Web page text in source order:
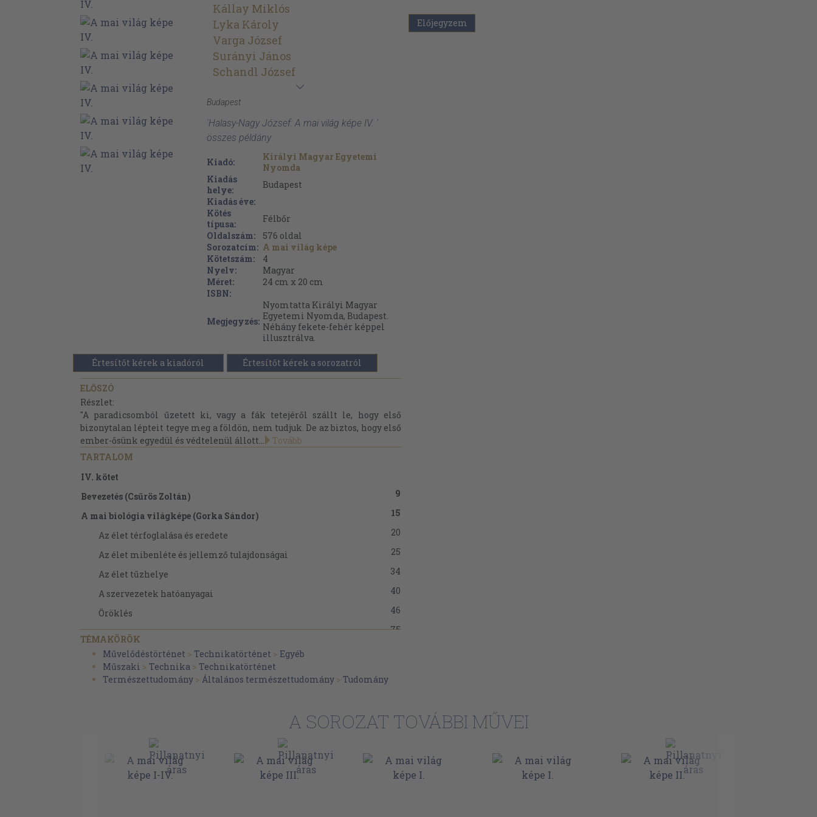
Kállay Miklós
Lyka Károly
Varga József
Surányi János
Schandl József
Budapest
'Halasy-Nagy József: A mai világ képe IV. '
összes példány
Kiadó:
Királyi Magyar Egyetemi
Nyomda
Kiadás
helye:
Budapest
Kiadás éve:
Kötés
típusa:
Félbőr
Oldalszám:
576 oldal
Sorozatcím: A mai világ képe
Kötetszám:
4
Nyelv:
Magyar
Méret:
24 cm x 20 cm
ISBN:
Megjegyzés:
Nyomtatta Királyi Magyar
Egyetemi Nyomda, Budapest.
Néhány fekete-fehér képpel
illusztrálva.
Értesítőt kérek a kiadóról Értesítőt kérek a sorozatról
ELŐSZÓ
Részlet:
"A paradicsomból űzetett ki, vagy a fák tetejéről szállt le, hogy első
bizonytalan lépteit tegye meg a földön, nem tudjuk. De az biztos, hogy első
ember-ősünk egyedül és védtelenül állott...
Tovább
TARTALOM
IV. kötet
Bevezetés (Csűrös Zoltán)
9
A mai biológia világképe (Gorka Sándor)
15
Az élet térfoglalása és eredete
20
Az élet mibenléte és jellemző tulajdonságai
25
Az élet tűzhelye
34
A szervezetek hatóanyagai
40
Öröklés
46
Az élet evolúciója
75
Tudomány és gyógyítás (Báró Korányi Sándor)
A mai sebészet kialakulása (Manninger Vilmos)
Anyagi sugárzások
Elektromágneses sugárzások
175
TÉMAKÖRÖK
Művelődéstörténet > Technikatörténet > Egyéb
Műszaki > Technika > Technikatörténet
Természettudomány > Általános természettudomány > Tudomány
Előjegyzem
A SOROZAT TOVÁBBI MŰVEI